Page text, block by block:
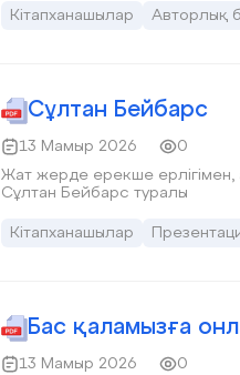
Кітапханашылар Авторлық
Сұлтан Бейбарс
13 Мамыр 2026
0
Жат жерде ерекше ерлігімен,
Сұлтан Бейбарс туралы
Кітапханашылар
Бас қаламызға
13 Мамыр 2026
0